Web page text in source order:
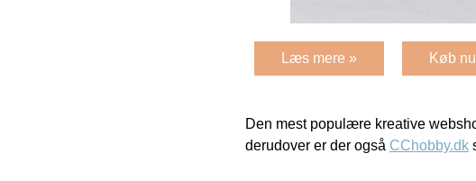
Læs mere » Køb
Den mest populære kreative
derudover er der også CChobby.dk